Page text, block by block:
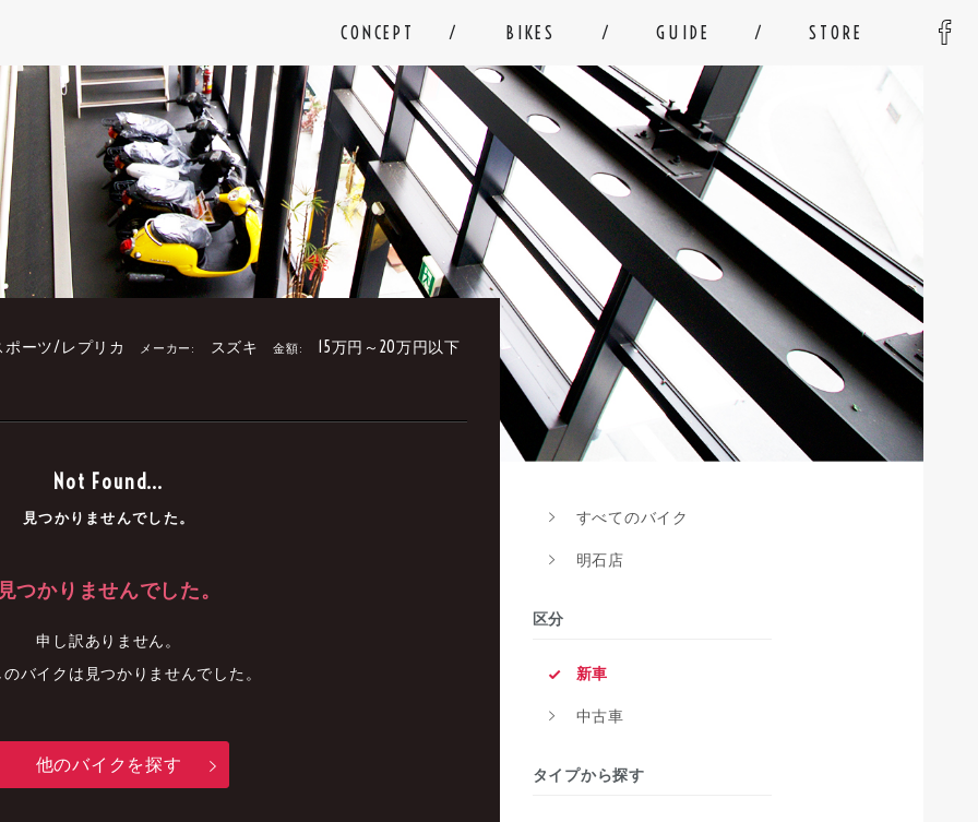
CONCEPT BIKES GUIDE STORE
ポーツ/レプリカ メーカー: スズキ 金額: 15万円～20万円以下
Not Found...
見つかりませんでした。
見つかりませんでした。
申し訳ありません。
バイクは見つかりませんでした。
他のバイクを探す
すべてのバイク
明石店
区分
新車
中古車
タイプから探す
中古車